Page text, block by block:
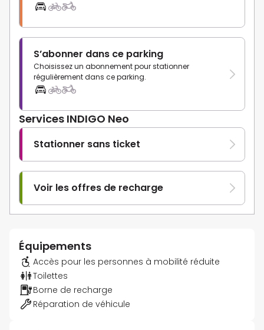
S’abonner dans ce parking
Choisissez un abonnement pour stationner
régulièrement dans ce parking.
Services INDIGO Neo
Stationner sans ticket
Voir les offres de recharge
Équipements
Accès pour les personnes à mobilité réduite
Toilettes
Borne de recharge
Réparation de véhicule